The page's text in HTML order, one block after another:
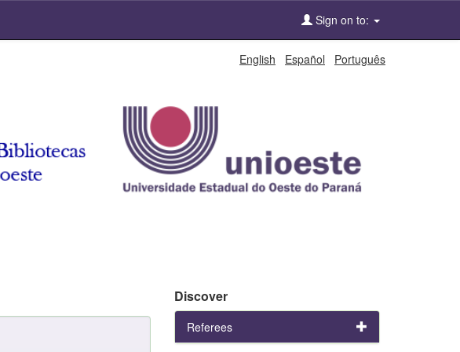
Sign on to:
English Español Português
Discover
Referees